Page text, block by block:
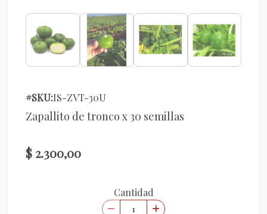
#SKU:IS-ZVT-30U
Zapallito de tronco x 30 semillas
$ 2.300,00
Cantidad